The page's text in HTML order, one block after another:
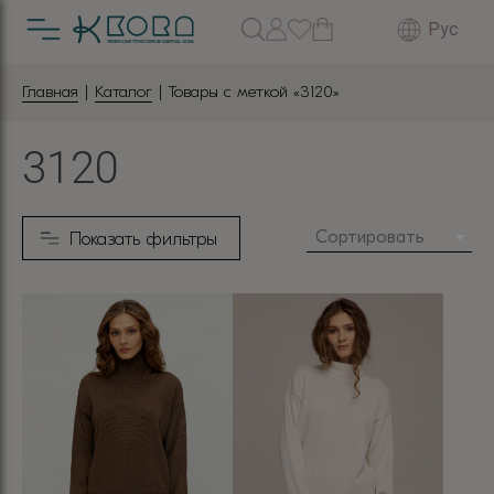
Рус
Главная | Каталог | Товары с меткой «3120»
3120
Показать фильтры Сортировать